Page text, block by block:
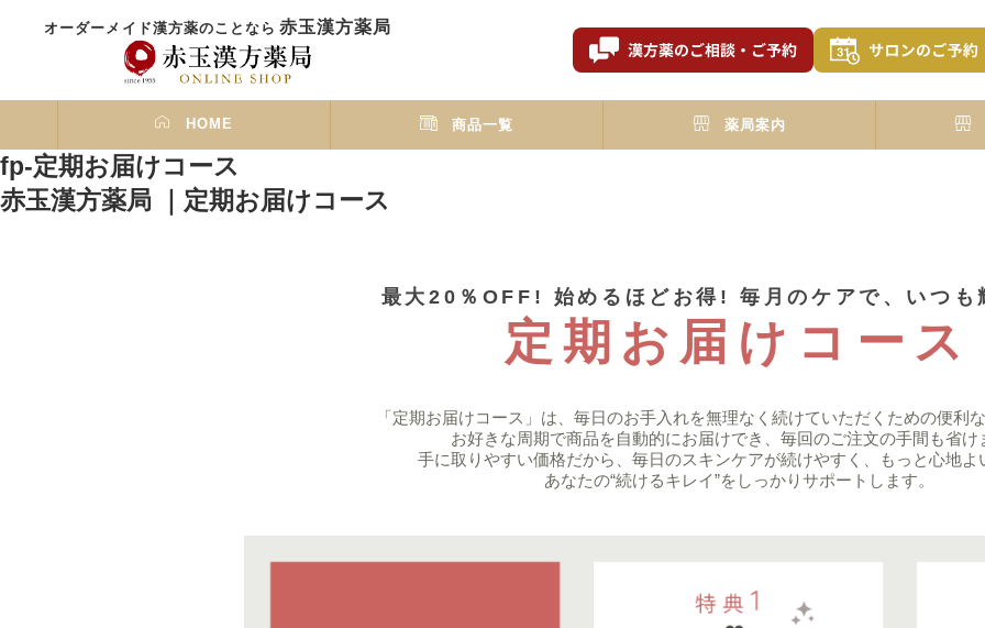
オーダーメイド漢方薬のことなら 赤玉漢方薬局
HOME 商品一覧 薬局案内
fp-定期お届けコース
赤玉漢方薬局 ｜定期お届けコース
最⼤20％OFF! 始めるほどお得! 毎⽉のケアで、いつも
定期お届けコース
「定期お届けコース」は、毎⽇のお⼿⼊れを無理なく続けていただくための便利
お好きな周期で商品を⾃動的にお届けでき、毎回のご注⽂の⼿間も省け
⼿に取りやすい価格だから、毎⽇のスキンケアが続けやすく、もっと⼼地よ
あなたの“続けるキレイ”をしっかりサポートします。